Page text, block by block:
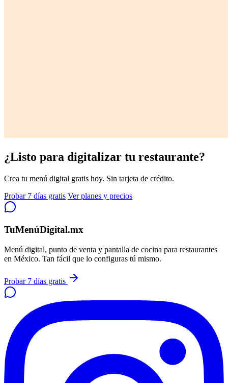
¿Listo para digitalizar tu restaurante?
Crea tu menú digital gratis hoy. Sin tarjeta de crédito.
Probar 7 días gratis Ver planes y precios
TuMenúDigital.mx
Menú digital, punto de venta y pantalla de cocina para restaurantes
en México. Tan fácil que lo configuras tú mismo.
Probar 7 días gratis